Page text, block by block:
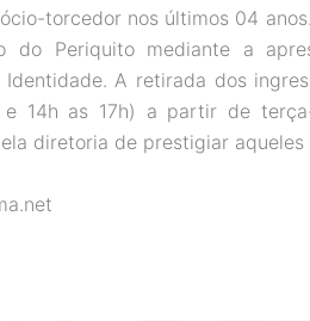
torcedor nos últimos 04
do Periquito mediante a
Identidade. A retirada dos
14h as 17h) a partir de
diretoria de prestigiar